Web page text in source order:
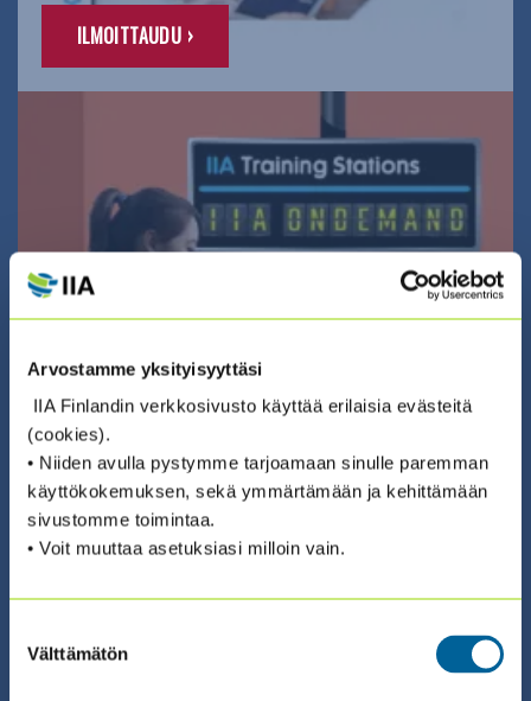
Arvostamme yksityisyyttäsi
IIA Finlandin verkkosivusto käyttää erilaisia evästeitä
(cookies).
• Niiden avulla pystymme tarjoamaan sinulle paremman
käyttökokemuksen, sekä ymmärtämään ja kehittämään
sivustomme toimintaa.
• Voit muuttaa asetuksiasi milloin vain.
valinta
Välttämätön
ILMOITTAUDU ›
01.01.2026 00:00 / Itseopiskelu (eng)
SISÄISEN TARKASTUKSEN
VERKKOKOULUTUSTARJONTA (ENG)
18.11.2026 08:30 / Valmennus (suomeksi)
SUSTAINABLE ORGANIZATIONS – ESG